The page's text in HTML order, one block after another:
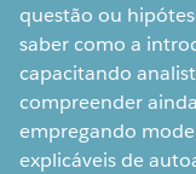
questão ou
saber como a
capacitando
compreender
empregando
explicáveis de